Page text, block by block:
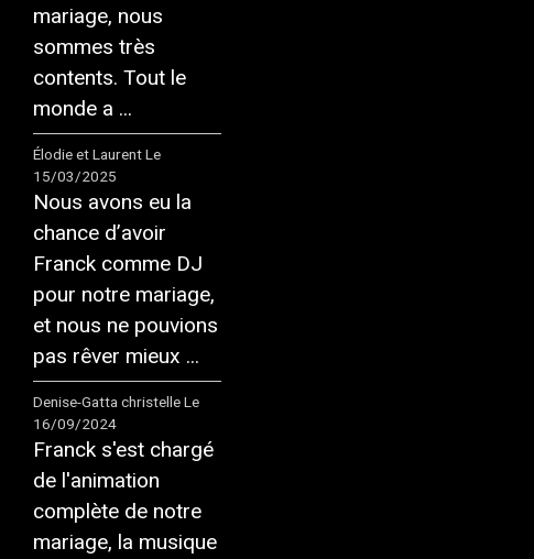
mariage, nous
sommes très
contents. Tout le
monde a ...
Élodie et Laurent Le
15/03/2025
Nous avons eu la
chance d’avoir
Franck comme DJ
pour notre mariage,
et nous ne pouvions
pas rêver mieux ...
Denise-Gatta christelle Le
16/09/2024
Franck s'est chargé
de l'animation
complète de notre
mariage, la musique